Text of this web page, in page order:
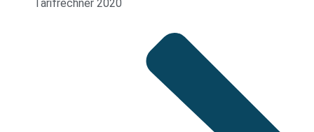
Tarifrechner 2020